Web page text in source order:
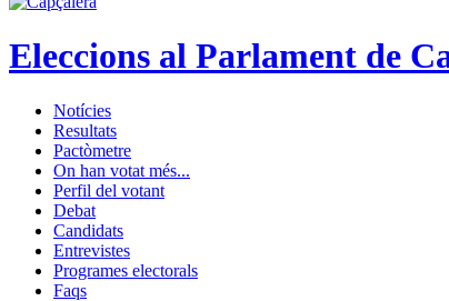
Eleccions al Parlament de
Notícies
Resultats
Pactòmetre
On han votat més...
Perfil del votant
Debat
Candidats
Entrevistes
Programes electorals
Faqs